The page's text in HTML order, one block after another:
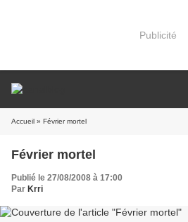
Publicité
Accueil » Février mortel
Février mortel
Publié le 27/08/2008 à 17:00
Par Krri